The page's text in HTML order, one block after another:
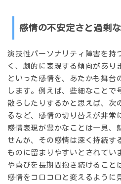
感情の不安定さと過剰
演技性パーソナリティ障害を持
く、劇的に表現する傾向があり
といった感情を、あたかも舞台
します。例えば、些細なことで
散らしたりするかと思えば、次
るなど、感情の切り替えが非常
感情表現が豊かなことは一見、
せんが、その感情は深く持続す
ものに留まりやすい とされてい
や喜びを長期間抱き続けること
感情をコロコロと変えるように